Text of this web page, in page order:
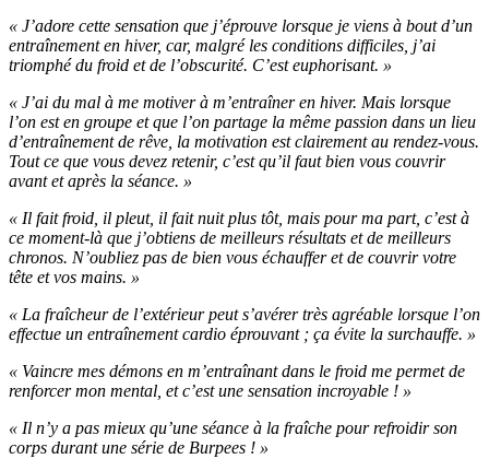
« J’adore cette sensation que j’éprouve lorsque je viens à bout d’un
entraînement en hiver, car, malgré les conditions difficiles, j’ai
triomphé du froid et de l’obscurité. C’est euphorisant. »
« J’ai du mal à me motiver à m’entraîner en hiver. Mais lorsque
l’on est en groupe et que l’on partage la même passion dans un lieu
d’entraînement de rêve, la motivation est clairement au rendez-vous.
Tout ce que vous devez retenir, c’est qu’il faut bien vous couvrir
avant et après la séance. »
« Il fait froid, il pleut, il fait nuit plus tôt, mais pour ma part, c’est à
ce moment-là que j’obtiens de meilleurs résultats et de meilleurs
chronos. N’oubliez pas de bien vous échauffer et de couvrir votre
tête et vos mains. »
« La fraîcheur de l’extérieur peut s’avérer très agréable lorsque l’on
effectue un entraînement cardio éprouvant ; ça évite la surchauffe. »
« Vaincre mes démons en m’entraînant dans le froid me permet de
renforcer mon mental, et c’est une sensation incroyable ! »
« Il n’y a pas mieux qu’une séance à la fraîche pour refroidir son
corps durant une série de Burpees ! »